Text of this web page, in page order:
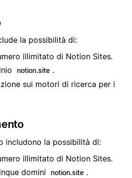
la possibilità di:
illimitato di Notion Sites.
notion.site .
sui motori di ricerca per i
includono la possibilità di:
illimitato di Notion Sites.
domini
notion.site .